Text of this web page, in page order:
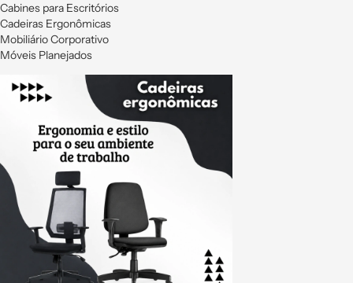
Cabines para Escritórios
Cadeiras Ergonômicas
Mobiliário Corporativo
Móveis Planejados